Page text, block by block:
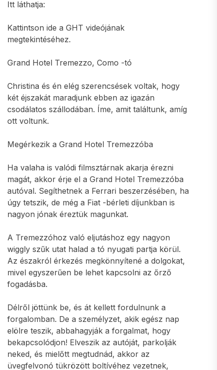
Itt láthatja:
Kattintson ide a GHT videójának
megtekintéséhez.
Grand Hotel Tremezzo, Como -tó
Christina és én elég szerencsések voltak, hogy
két éjszakát maradjunk ebben az igazán
csodálatos szállodában. Íme, amit találtunk, amíg
ott voltunk.
Megérkezik a Grand Hotel Tremezzóba
Ha valaha is valódi filmsztárnak akarja érezni
magát, akkor érje el a Grand Hotel Tremezzóba
autóval. Segíthetnek a Ferrari beszerzésében, ha
úgy tetszik, de még a Fiat -bérleti díjunkban is
nagyon jónak éreztük magunkat.
A Tremezzóhoz való eljutáshoz egy nagyon
wiggly szűk utat halad a tó nyugati partja körül.
Az északról érkezés megkönnyítené a dolgokat,
mivel egyszerűen be lehet kapcsolni az őrző
fogadásba.
Délről jöttünk be, és át kellett fordulnunk a
forgalomban. De a személyzet, akik egész nap
elölre teszik, abbahagyják a forgalmat, hogy
bekapcsolódjon! Elveszik az autóját, parkolják
neked, és mielőtt megtudnád, akkor az
üvegfelvonó tükrözött boltívéhez vezetnek,